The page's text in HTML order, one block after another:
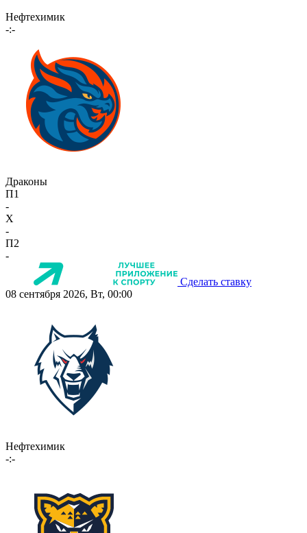
Нефтехимик
-:-
Драконы
П1
-
X
-
П2
-
Сделать ставку
08 сентября 2026, Вт, 00:00
Нефтехимик
-:-